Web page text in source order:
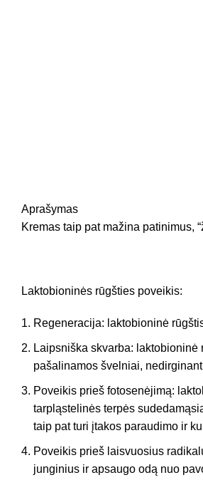
Aprašymas
Kremas taip pat mažina patinimus,
Laktobioninės rūgšties poveikis:
Regeneracija: laktobioninė
Laipsniška skvarba:
pašalinamos švelniai,
Poveikis prieš fotosenėjimą:
tarpląstelinės terpės
taip pat turi įtakos paraudimo ir
Poveikis prieš laisvuosius
junginius ir apsaugo odą nuo